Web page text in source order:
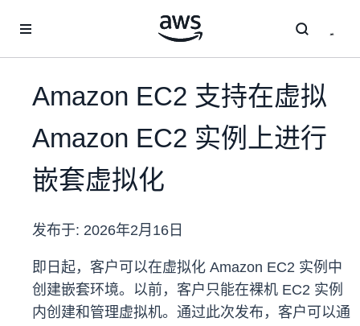
Amazon EC2 支持在虚拟
Amazon EC2 实例上进行
嵌套虚拟化
发布于: 2026年2月16日
即日起，客户可以在虚拟化 Amazon EC2 实例中
创建嵌套环境。以前，客户只能在裸机 EC2 实例
内创建和管理虚拟机。通过此次发布，客户可以通